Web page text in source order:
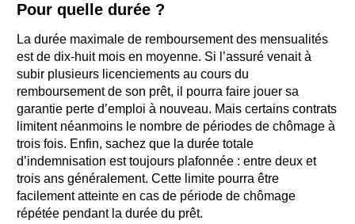
Pour quelle durée ?
La durée maximale de remboursement des mensualités
est de dix-huit mois en moyenne. Si l’assuré venait à
subir plusieurs licenciements au cours du
remboursement de son prêt, il pourra faire jouer sa
garantie perte d’emploi à nouveau. Mais certains contrats
limitent néanmoins le nombre de périodes de chômage à
trois fois. Enfin, sachez que la durée totale
d’indemnisation est toujours plafonnée : entre deux et
trois ans généralement. Cette limite pourra être
facilement atteinte en cas de période de chômage
répétée pendant la durée du prêt.